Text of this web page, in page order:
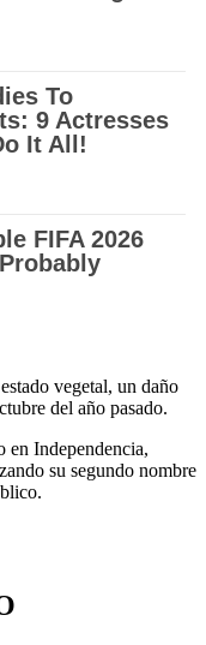
vegetal, un daño
del año pasado.
en Independencia,
su segundo nombre